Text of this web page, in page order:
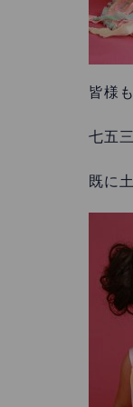
皆様
七五
既に